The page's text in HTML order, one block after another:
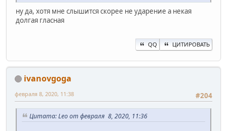
ну да, хотя мне слышится скорее не ударение а некая
долгая гласная
QQ ЦИТИРОВАТЬ
ivanovgoga
#204
февраля 8, 2020, 11:38
Цитата: Leo от февраля 8, 2020, 11:36